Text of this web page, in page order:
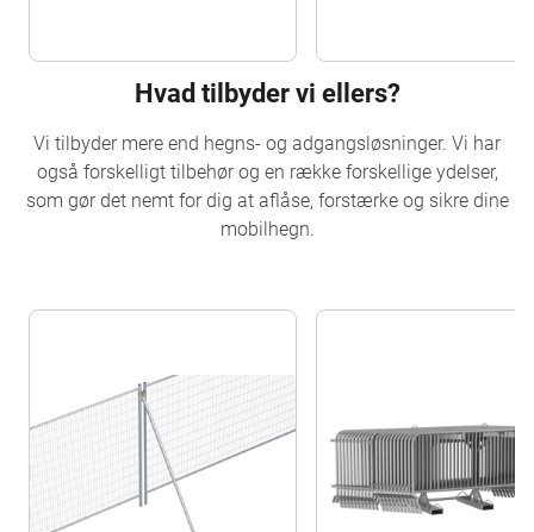
Hvad tilbyder vi ellers?
Vi tilbyder mere end hegns- og adgangsløsninger. Vi har
også forskelligt tilbehør og en række forskellige ydelser,
som gør det nemt for dig at aflåse, forstærke og sikre dine
mobilhegn.